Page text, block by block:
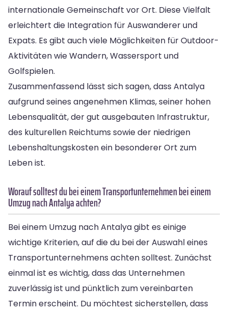
internationale Gemeinschaft vor Ort. Diese Vielfalt
erleichtert die Integration für Auswanderer und
Expats. Es gibt auch viele Möglichkeiten für Outdoor-
Aktivitäten wie Wandern, Wassersport und
Golfspielen.
Zusammenfassend lässt sich sagen, dass Antalya
aufgrund seines angenehmen Klimas, seiner hohen
Lebensqualität, der gut ausgebauten Infrastruktur,
des kulturellen Reichtums sowie der niedrigen
Lebenshaltungskosten ein besonderer Ort zum
Leben ist.
Worauf solltest du bei einem Transportunternehmen bei einem
Umzug nach Antalya achten?
Bei einem Umzug nach Antalya gibt es einige
wichtige Kriterien, auf die du bei der Auswahl eines
Transportunternehmens achten solltest. Zunächst
einmal ist es wichtig, dass das Unternehmen
zuverlässig ist und pünktlich zum vereinbarten
Termin erscheint. Du möchtest sicherstellen, dass